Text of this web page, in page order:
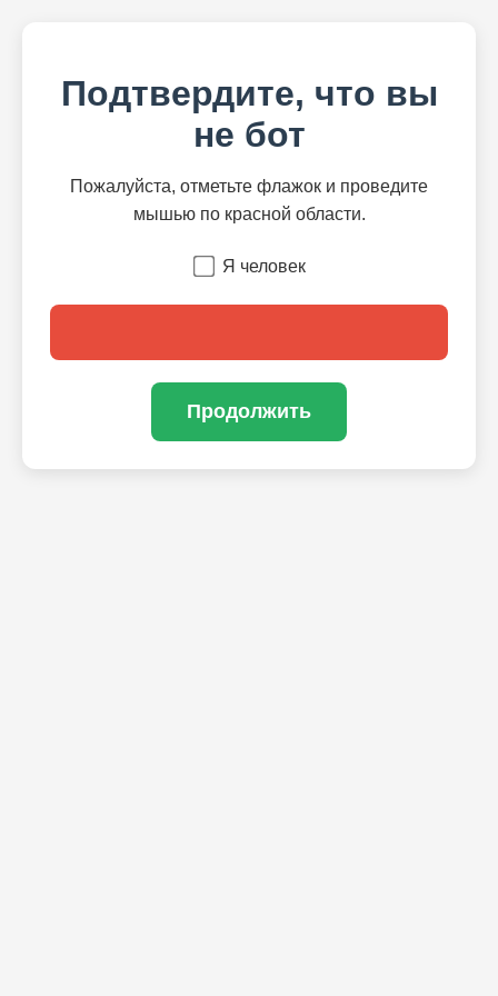
Подтвердите, что вы
не бот
Пожалуйста, отметьте флажок и проведите
мышью по красной области.
Я человек
Продолжить